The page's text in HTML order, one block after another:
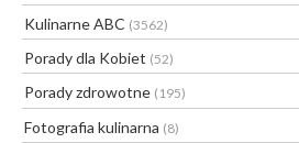
Kulinarne ABC (3562)
Porady dla Kobiet (52)
Porady zdrowotne (195)
Fotografia kulinarna (8)